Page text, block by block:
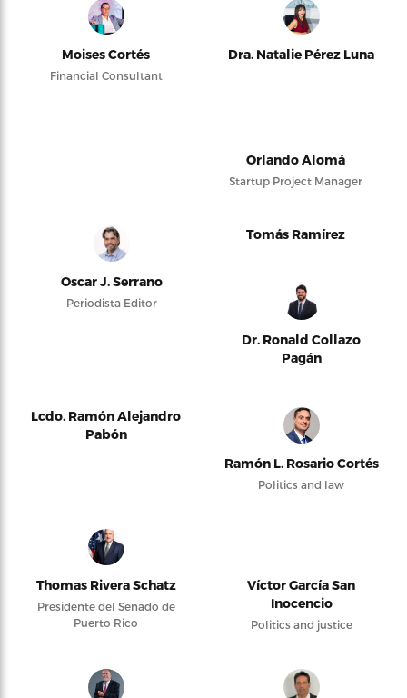
Moises Cortés
Financial Consultant
Dra. Natalie Pérez Luna
Orlando Alomá
Startup Project Manager
Oscar J. Serrano
Periodista Editor
Tomás Ramírez
Dr. Ronald Collazo
Pagán
Lcdo. Ramón Alejandro
Pabón
Ramón L. Rosario Cortés
Politics and law
Thomas Rivera Schatz
Presidente del Senado de
Puerto Rico
Víctor García San
Inocencio
Politics and justice